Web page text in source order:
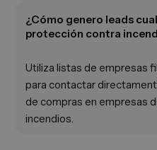
¿Cómo genero leads
protección contra
Utiliza listas de empresas
para contactar
de compras en empresas
incendios.